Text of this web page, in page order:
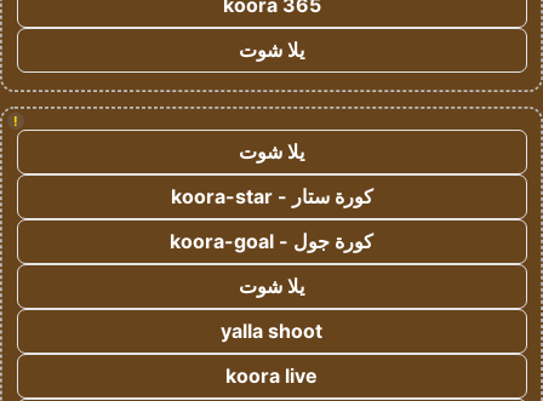
koora 365
يلا شوت
!
يلا شوت
كورة ستار - koora-star
كورة جول - koora-goal
يلا شوت
yalla shoot
koora live